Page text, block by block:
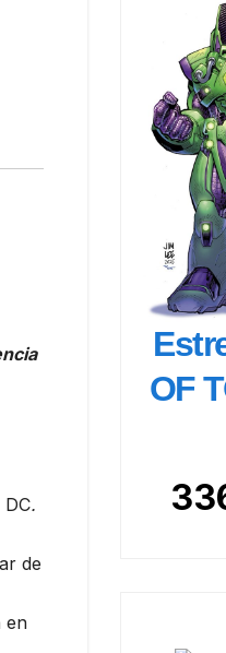
.
de
en
OF